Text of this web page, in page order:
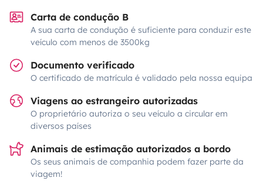
Carta de condução B
A sua carta de condução é suficiente para conduzir este
veículo com menos de 3500kg
Documento verificado
O certificado de matrícula é validado pela nossa equipa
Viagens ao estrangeiro autorizadas
O proprietário autoriza o seu veículo a circular em
diversos países
Animais de estimação autorizados a bordo
Os seus animais de companhia podem fazer parte da
viagem!